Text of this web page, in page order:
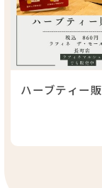
ハーブティー